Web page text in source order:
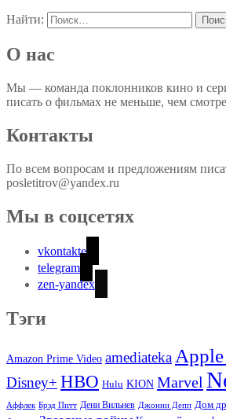
Найти:
О нас
Мы — команда поклонников кино и
писать о фильмах не меньше, чем
Контакты
По всем вопросам и предложениям
posletitrov@yandex.ru
Мы в соцсетях
vkontakte
telegram
zen-yandex
Тэги
Amazon Prime Video amediateka
Disney+ HBO Hulu KION Marvel
Аффлек Брэд Питт Дени Вильнев Джонни Депп Дом